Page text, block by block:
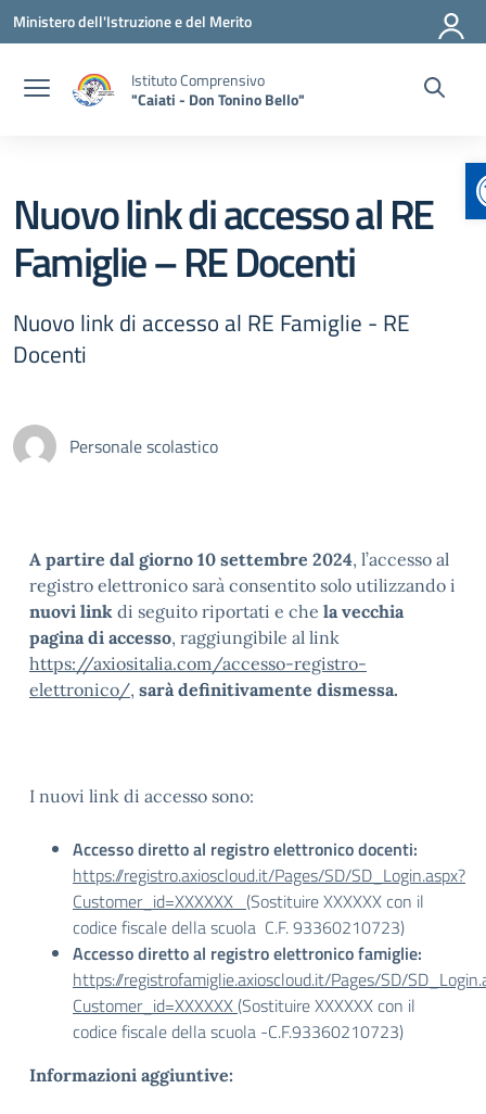
Vai ai contenuti
Vai al menu di navigazione
Vai al footer
Ministero dell'Istruzione e del Merito
Istituto Comprensivo
"Caiati - Don Tonino Bello"
Nuovo link di accesso al RE
Famiglie – RE Docenti
Nuovo link di accesso al RE Famiglie - RE
Docenti
Personale scolastico
A partire dal giorno 10 settembre 2024, l’accesso al
registro elettronico sarà consentito solo utilizzando i
nuovi link di seguito riportati e che la vecchia
pagina di accesso, raggiungibile al link
https://axiositalia.com/accesso-registro-
elettronico/, sarà definitivamente dismessa.
I nuovi link di accesso sono:
Accesso diretto al registro elettronico docenti:
https://registro.axioscloud.it/Pages/SD/SD_Login.aspx?
Customer_id=XXXXXX (Sostituire XXXXXX con il
codice fiscale della scuola C.F. 93360210723)
Accesso diretto al registro elettronico famiglie:
https://registrofamiglie.axioscloud.it/Pages/SD/
Customer_id=XXXXXX (Sostituire XXXXXX con il
codice fiscale della scuola -C.F.93360210723)
Informazioni aggiuntive: